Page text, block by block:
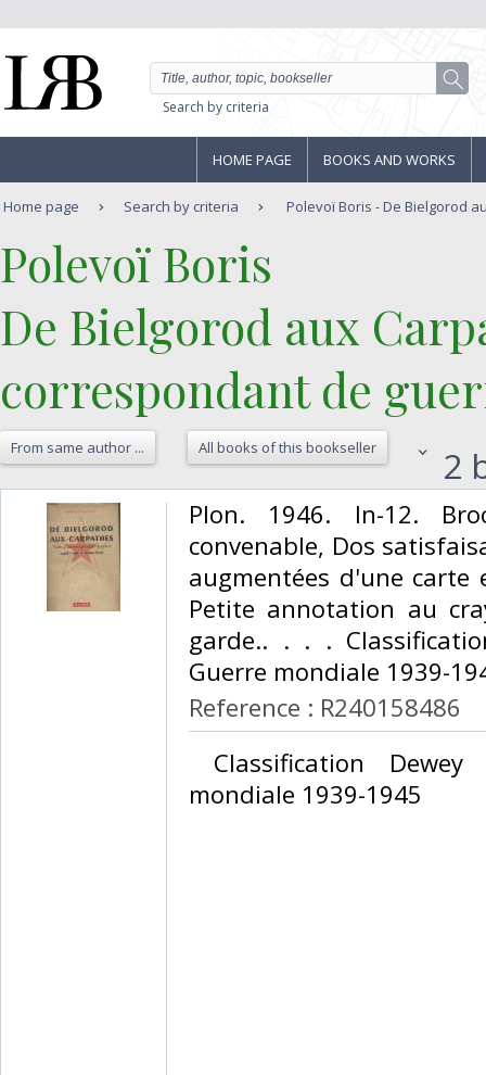
Search by criteria
HOME PAGE BOOKS AND WORKS
Home page Search by criteria Polevoï Boris - De Bielgorod
‎Polevoï Boris‎
‎De Bielgorod aux
correspondant de
From same author ... All books of this bookseller 2
‎Plon. 1946. In-12.
convenable, Dos
augmentées d'une
Petite annotation au
garde.. . . .
Guerre mondiale 1939-
Reference : R240158486
Classification Dewey
mondiale 1939-1945‎